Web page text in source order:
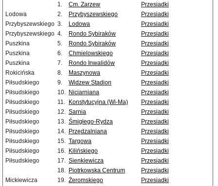
1.
Cm. Zarzew
Przesiadki
Lodowa
2. Przybyszewskiego
Przesiadki
Przybyszewskiego 3. Lodowa
Przesiadki
Przybyszewskiego 4. Rondo Sybiraków
Przesiadki
Puszkina
5. Rondo Sybiraków
Przesiadki
Puszkina
6. Chmielowskiego
Przesiadki
Puszkina
7. Rondo Inwalidów
Przesiadki
Rokicińska
8. Maszynowa
Przesiadki
Piłsudskiego
9. Widzew Stadion
Przesiadki
Piłsudskiego
10. Niciarniana
Przesiadki
Piłsudskiego
11. Konstytucyjna (Wi-Ma)
Przesiadki
Piłsudskiego
12. Sarnia
Przesiadki
Piłsudskiego
13. Śmigłego-Rydza
Przesiadki
Piłsudskiego
14. Przędzalniana
Przesiadki
Piłsudskiego
15. Targowa
Przesiadki
Piłsudskiego
16. Kilińskiego
Przesiadki
Piłsudskiego
17. Sienkiewicza
Przesiadki
18. Piotrkowska Centrum
Przesiadki
Mickiewicza
19. Żeromskiego Przesiadki